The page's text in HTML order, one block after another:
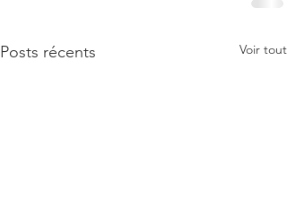
Posts récents Voir tout